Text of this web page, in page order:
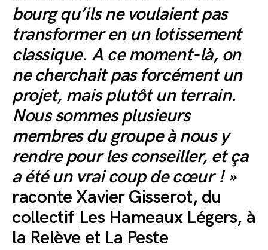
bourg qu’ils ne voulaient pas
transformer en un lotissement
classique. A ce moment-là, on
ne cherchait pas forcément un
projet, mais plutôt un terrain.
Nous sommes plusieurs
membres du groupe à nous y
rendre pour les conseiller, et ça
a été un vrai coup de cœur ! »
raconte Xavier Gisserot, du
collectif Les Hameaux Légers, à
la Relève et La Peste